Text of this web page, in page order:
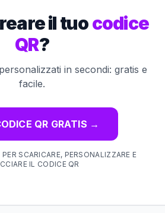
il tuocodice
QR?
in secondi: gratis e
facile.
QR GRATIS →
SCARICARE, PERSONALIZZARE E
IL CODICE QR